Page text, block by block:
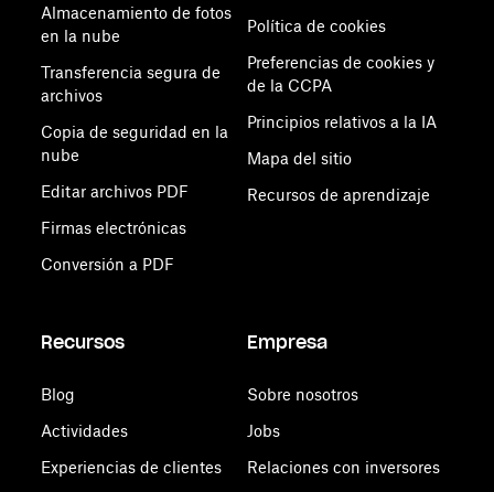
Almacenamiento de fotos
en la nube
Transferencia segura de
archivos
Copia de seguridad en la
nube
Editar archivos PDF
Firmas electrónicas
Conversión a PDF
Política de cookies
Preferencias de cookies y
de la CCPA
Principios relativos a la IA
Mapa del sitio
Recursos de aprendizaje
Recursos
Blog
Actividades
Experiencias de clientes
Empresa
Sobre nosotros
Jobs
Relaciones con inversores